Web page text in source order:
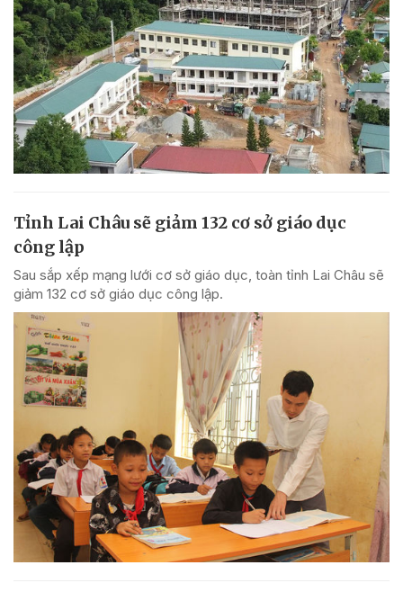
Tỉnh Lai Châu sẽ giảm 132 cơ sở giáo dục
công lập
Sau sắp xếp mạng lưới cơ sở giáo dục, toàn tỉnh Lai Châu sẽ
giảm 132 cơ sở giáo dục công lập.